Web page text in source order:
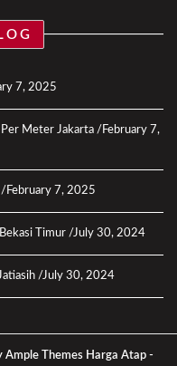
7, 2025
Per Meter Jakarta
February 7,
February 7, 2025
Timur July 30, 2024
July 30, 2024
Ample Themes Harga Atap-